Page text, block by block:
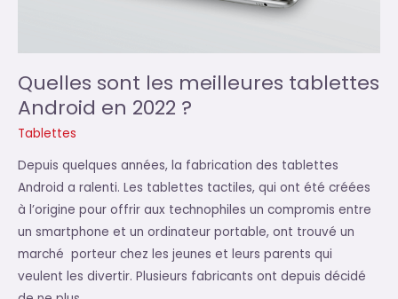
Quelles sont les meilleures tablettes
Android en 2022 ?
Tablettes
Depuis quelques années, la fabrication des tablettes
Android a ralenti. Les tablettes tactiles, qui ont été créées
à l’origine pour offrir aux technophiles un compromis entre
un smartphone et un ordinateur portable, ont trouvé un
marché porteur chez les jeunes et leurs parents qui
veulent les divertir. Plusieurs fabricants ont depuis décidé